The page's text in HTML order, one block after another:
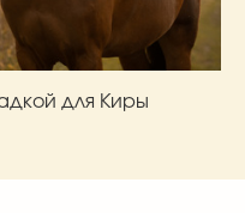
для Киры